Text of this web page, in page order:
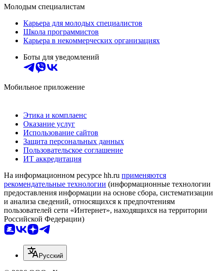
Молодым специалистам
Карьера для молодых специалистов
Школа программистов
Карьера в некоммерческих организациях
Боты для уведомлений
Мобильное приложение
Этика и комплаенс
Оказание услуг
Использование сайтов
Защита персональных данных
Пользовательское соглашение
ИТ аккредитация
На информационном ресурсе hh.ru применяются
рекомендательные технологии (информационные технологии
предоставления информации на основе сбора, систематизации
и анализа сведений, относящихся к предпочтениям
пользователей сети «Интернет», находящихся на территории
Российской Федерации)
Русский